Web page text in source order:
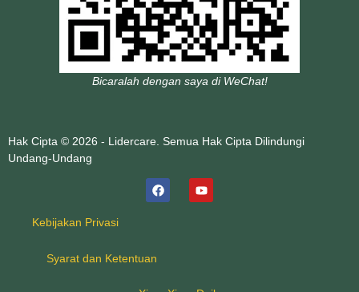
Bicaralah dengan saya di WeChat!
Hak Cipta © 2026 - Lidercare. Semua Hak Cipta Dilindungi
Undang-Undang
Kebijakan Privasi
Syarat dan Ketentuan